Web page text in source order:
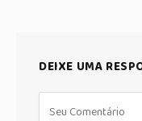
DEIXE UMA